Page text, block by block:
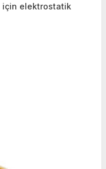
için elektrostatik